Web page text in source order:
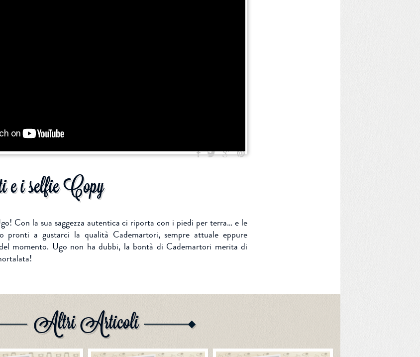
i selfie Copy
Con la sua saggezza autentica ci riporta con i piedi per terra… e le
pronti a gustarci la qualità Cademartori, sempre attuale eppure
momento. Ugo non ha dubbi, la bontà di Cademartori merita di
Altri Articoli